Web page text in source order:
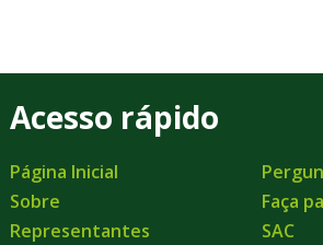
Acesso rápido
Página Inicial
Sobre
Representantes
Faça
SAC